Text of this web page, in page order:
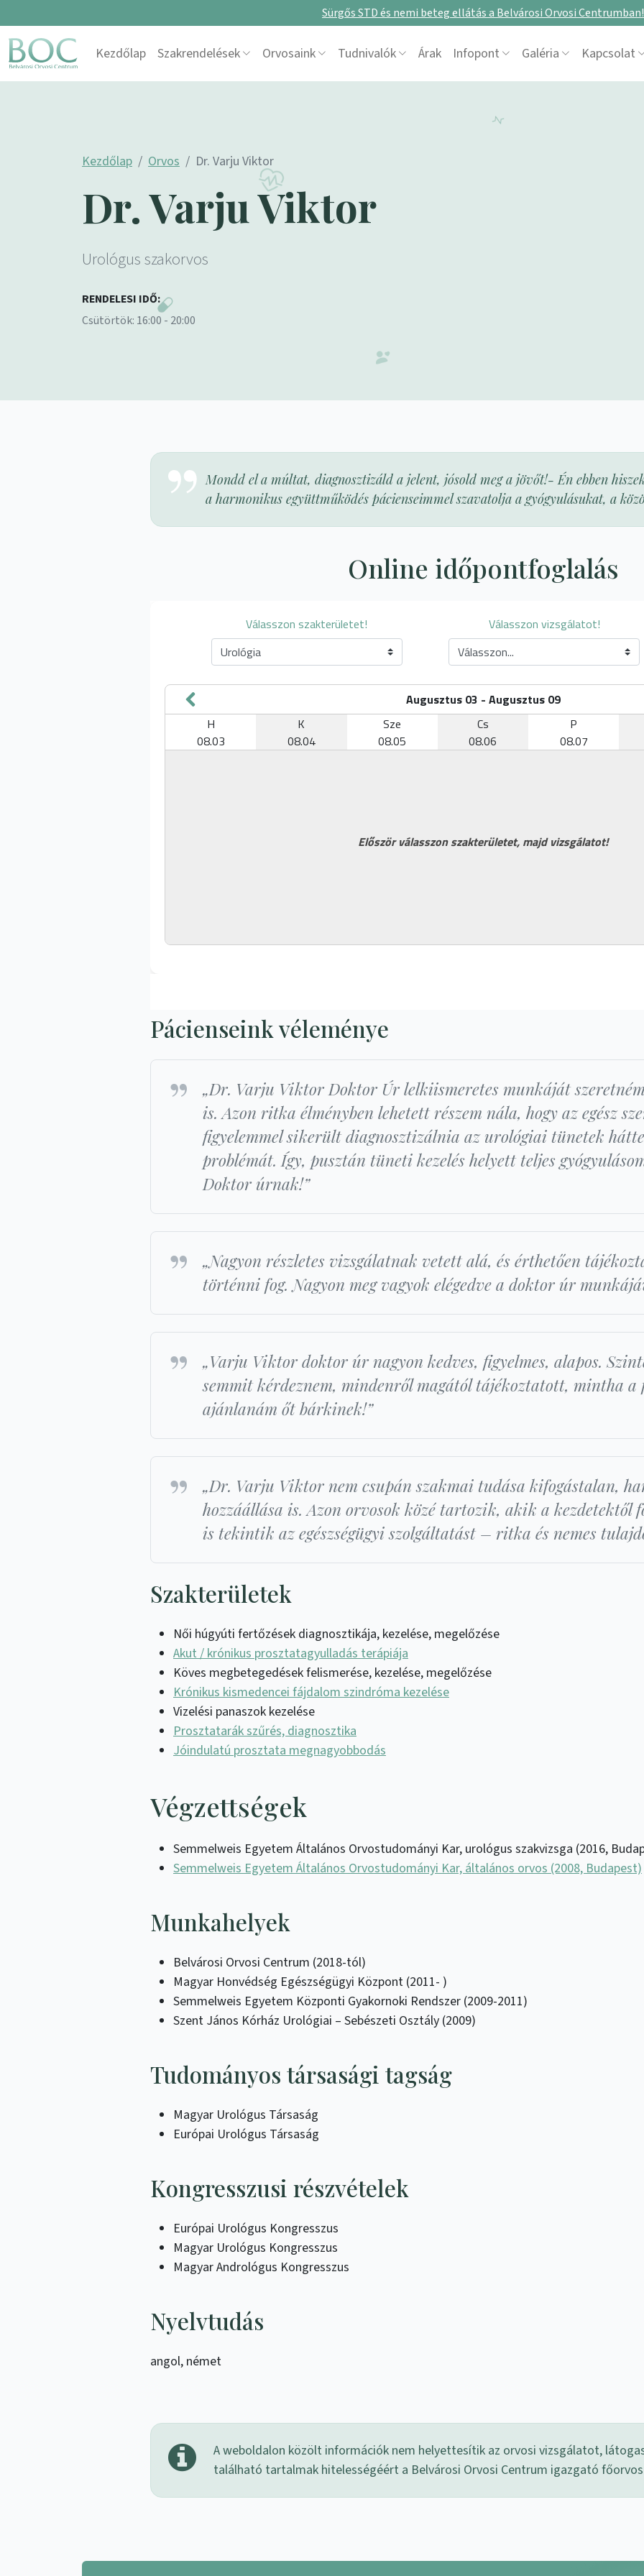
Sürgős STD és nemi beteg ellátás a Belvárosi Orvosi Centrumban!
Skip to content
Main Navigation
Kezdőlap Szakrendelések Orvosaink Tudnivalók Árak Infopont Galéria Kapcsolat
Kezdőlap Orvos Dr. Varju Viktor
Dr. Varju Viktor
Urológus szakorvos
RENDELESI IDŐ:
Csütörtök: 16:00 - 20:00
Mondd el a múltat, diagnosztizáld a jelent, jósold meg a jövőt!- Én ebben
a harmonikus együttműködés pácienseimmel szavatolja a gyógyulásukat, a
Online időpontfoglalás
Pácienseink véleménye
„Dr. Varju Viktor Doktor Úr lelkiismeretes munkáját
is. Azon ritka élményben lehetett részem nála, hogy az egész
figyelemmel sikerült diagnosztizálnia az urológiai tünetek
problémát. Így, pusztán tüneti kezelés helyett teljes
Doktor úrnak!”
„Nagyon részletes vizsgálatnak vetett alá, és érthetően
történni fog. Nagyon meg vagyok elégedve a doktor úr
„Varju Viktor doktor úr nagyon kedves, figyelmes, alapos.
semmit kérdeznem, mindenről magától tájékoztatott, mintha a
ajánlanám őt bárkinek!”
„Dr. Varju Viktor nem csupán szakmai tudása kifogástalan,
hozzáállása is. Azon orvosok közé tartozik, akik a kezdetektől
is tekintik az egészségügyi szolgáltatást – ritka és nemes
Szakterületek
Női húgyúti fertőzések diagnosztikája, kezelése, megelőzése
Akut / krónikus prosztatagyulladás terápiája
Köves megbetegedések felismerése, kezelése, megelőzése
Krónikus kismedencei fájdalom szindróma kezelése
Vizelési panaszok kezelése
Prosztatarák szűrés, diagnosztika
Jóindulatú prosztata megnagyobbodás
Végzettségek
Semmelweis Egyetem Általános Orvostudományi Kar, urológus szakvizsga (2016,
Semmelweis Egyetem Általános Orvostudományi Kar, általános orvos (2008, Budapest)
Munkahelyek
Belvárosi Orvosi Centrum (2018-tól)
Magyar Honvédség Egészségügyi Központ (2011- )
Semmelweis Egyetem Központi Gyakornoki Rendszer (2009-2011)
Szent János Kórház Urológiai – Sebészeti Osztály (2009)
Tudományos társasági tagság
Magyar Urológus Társaság
Európai Urológus Társaság
Kongresszusi részvételek
Európai Urológus Kongresszus
Magyar Urológus Kongresszus
Magyar Andrológus Kongresszus
Nyelvtudás
angol, német
A weboldalon közölt információk nem helyettesítik az orvosi vizsgálatot,
található tartalmak hitelességéért a Belvárosi Orvosi Centrum igazgató